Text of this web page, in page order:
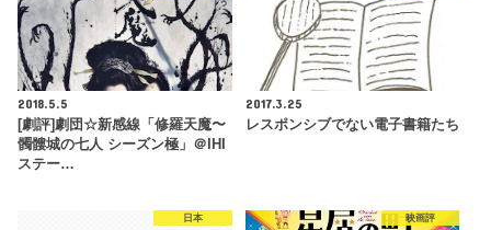
2018.5.5
[劇評]劇団☆新感線「修羅天魔〜
髑髏城の七人 シーズン極」＠IHI
ステー…
2017.3.25
レスポンシブでない電子書籍たち
日本 映画評